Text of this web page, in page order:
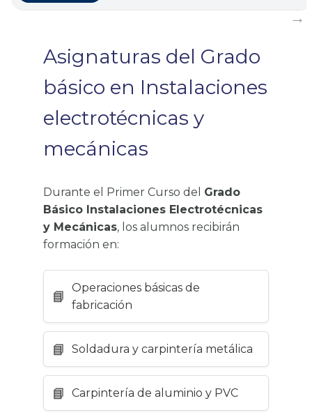
Asignaturas del Grado
básico en Instalaciones
electrotécnicas y
mecánicas
Durante el Primer Curso del Grado
Básico Instalaciones Electrotécnicas
y Mecánicas, los alumnos recibirán
formación en:
Operaciones básicas de
fabricación
Soldadura y carpintería metálica
Carpintería de aluminio y PVC